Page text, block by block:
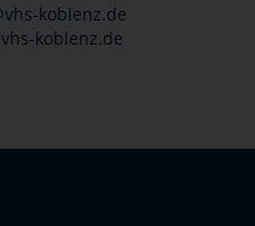
koblenz.de
koblenz.de